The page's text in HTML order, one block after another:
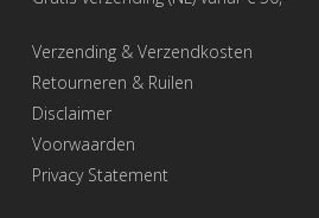
Verzending & Verzendkosten
Retourneren & Ruilen
Disclaimer
Voorwaarden
Privacy Statement